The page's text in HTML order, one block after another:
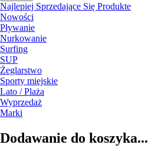
Najlepiej Sprzedające Się Produkte
Nowości
Pływanie
Nurkowanie
Surfing
SUP
Żeglarstwo
Sporty miejskie
Lato / Plaża
Wyprzedaż
Marki
Dodawanie do koszyka...